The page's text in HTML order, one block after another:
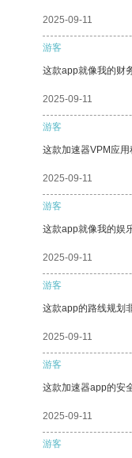
2025-09-11
游客
这款app就像我的财
2025-09-11
游客
这款加速器VPM应用
2025-09-11
游客
这款app就像我的娱
2025-09-11
游客
这款app的路线规划
2025-09-11
游客
这款加速器app的安
2025-09-11
游客